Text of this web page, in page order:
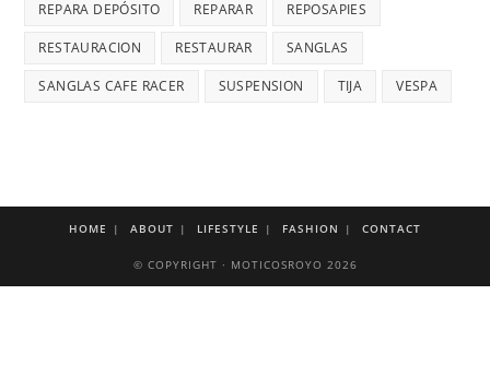
REPARA DEPÓSITO REPARAR REPOSAPIES
RESTAURACION RESTAURAR SANGLAS
SANGLAS CAFE RACER SUSPENSION TIJA VESPA
HOME ABOUT LIFESTYLE FASHION CONTACT
© COPYRIGHT · MOTICOSROYO 2026